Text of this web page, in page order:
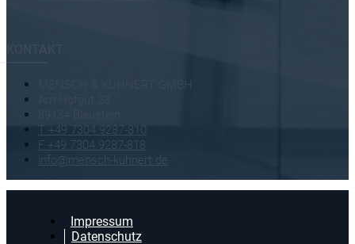
MENSCH & KUHNERT GMBH
T +49 7304 9287-810
F +49 7304 9287-818
info@mensch-kuhnert.de
Impressum
Datenschutz